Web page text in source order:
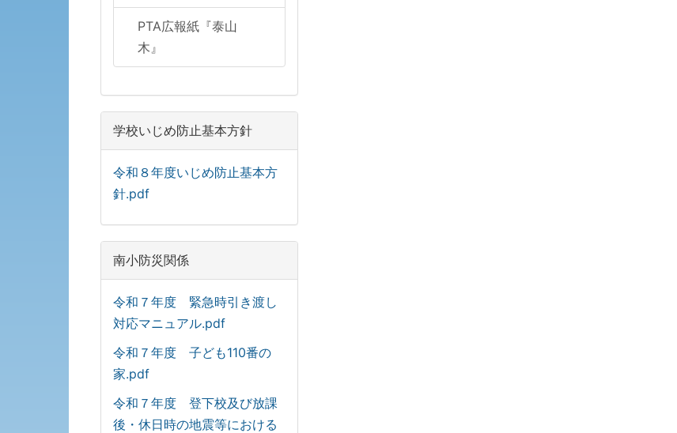
PTA広報紙『泰山
木』
学校いじめ防止基本方針
令和８年度いじめ防止基本方
針.pdf
南小防災関係
令和７年度 緊急時引き渡し
対応マニュアル.pdf
令和７年度 子ども110番の
家.pdf
令和７年度 登下校及び放課
後・休日時の地震等における